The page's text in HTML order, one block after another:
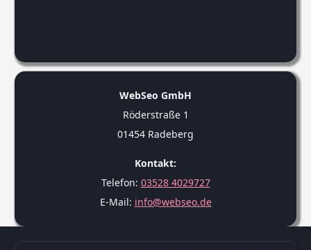
WebSeo GmbH
Röderstraße 1
01454 Radeberg
Kontakt:
Telefon: 03528 4029727
E-Mail: info@webseo.de